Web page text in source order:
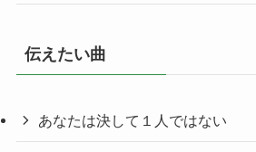
伝えたい曲
あなたは決して１人ではない